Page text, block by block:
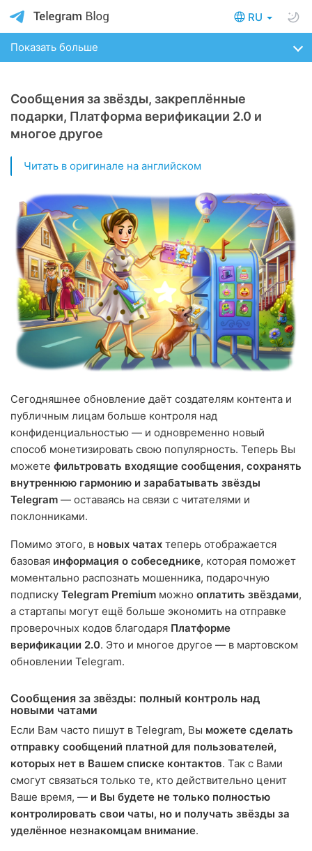
RU
Показать больше
Сообщения за звёзды, закреплённые
подарки, Платформа верификации 2.0 и
многое другое
Читать в оригинале на английском
Сегодняшнее обновление даёт создателям контента и
публичным лицам больше контроля над
конфиденциальностью — и одновременно новый
способ монетизировать свою популярность. Теперь Вы
можете фильтровать входящие сообщения, сохранять
внутреннюю гармонию и зарабатывать звёзды
Telegram — оставаясь на связи с читателями и
поклонниками.
Помимо этого, в новых чатах теперь отображается
базовая информация о собеседнике, которая поможет
моментально распознать мошенника, подарочную
подписку Telegram Premium можно оплатить звёздами,
а стартапы могут ещё больше экономить на отправке
проверочных кодов благодаря Платформе
верификации 2.0. Это и многое другое — в мартовском
обновлении Telegram.
Сообщения за звёзды: полный контроль над
новыми чатами
Если Вам часто пишут в Telegram, Вы можете сделать
отправку сообщений платной для пользователей,
которых нет в Вашем списке контактов. Так с Вами
смогут связаться только те, кто действительно ценит
Ваше время, — и Вы будете не только полностью
контролировать свои чаты, но и получать звёзды за
уделённое незнакомцам внимание.